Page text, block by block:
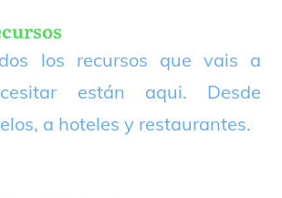
los recursos que vais a
están aqui. Desde
a hoteles y restaurantes.